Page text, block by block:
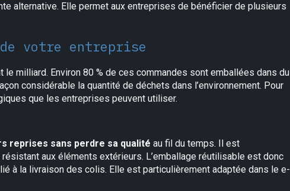
alternative. Elle permet aux entreprises de bénéficier de plusieurs
votre entreprise
milliard. Environ 80 % de ces commandes sont emballées dans du
considérable la quantité de déchets dans l’environnement. Pour
que les entreprises peuvent utiliser.
reprises sans perdre sa qualité au fil du temps. Il est
aux éléments extérieurs. L’emballage réutilisable est donc
à la livraison des colis. Elle est particulièrement adaptée dans le e-